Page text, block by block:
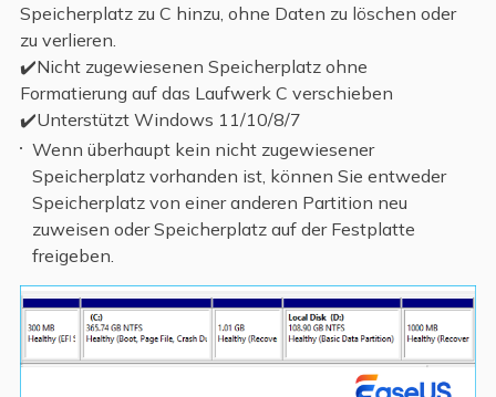
Speicherplatz zu C hinzu, ohne Daten zu löschen oder
zu verlieren.
✔️Nicht zugewiesenen Speicherplatz ohne
Formatierung auf das Laufwerk C verschieben
✔️Unterstützt Windows 11/10/8/7
Wenn überhaupt kein nicht zugewiesener
Speicherplatz vorhanden ist, können Sie entweder
Speicherplatz von einer anderen Partition neu
zuweisen oder Speicherplatz auf der Festplatte
freigeben.